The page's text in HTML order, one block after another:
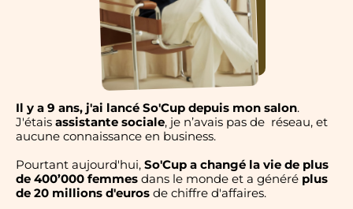
Il y a 9 ans, j'ai lancé So'Cup depuis mon salon.
J'étais assistante sociale, je n’avais pas de réseau, et
aucune connaissance en business.
Pourtant aujourd'hui, So'Cup a changé la vie de plus
de 400’000 femmes dans le monde et a généré plus
de 20 millions d'euros de chiffre d'affaires.